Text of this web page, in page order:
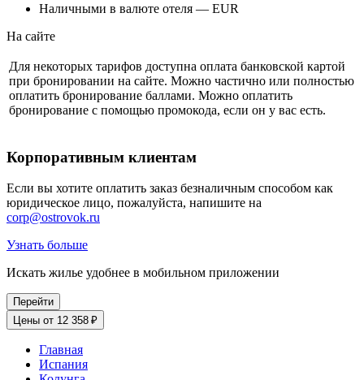
Наличными в валюте отеля — EUR
На сайте
Для некоторых тарифов доступна оплата банковской картой
при бронировании на сайте. Можно частично или полностью
оплатить бронирование баллами. Можно оплатить
бронирование с помощью промокода, если он у вас есть.
Корпоративным клиентам
Если вы хотите оплатить заказ безналичным способом как
юридическое лицо, пожалуйста, напишите на
corp@ostrovok.ru
Узнать больше
Искать жилье удобнее в мобильном приложении
Перейти
Цены от 12 358 ₽
Главная
Испания